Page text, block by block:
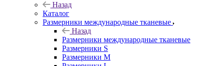
Назад
Каталог
Размерники международные тканевые
Назад
Размерники международные тканевые
Размерники S
Размерники M